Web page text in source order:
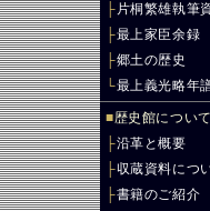
├ 片桐繁雄執筆
├最上家臣余録
├郷土の歴史
└最上義光略年
■歴史館について
├沿革と概要
├収蔵資料につ
├書籍のご紹介